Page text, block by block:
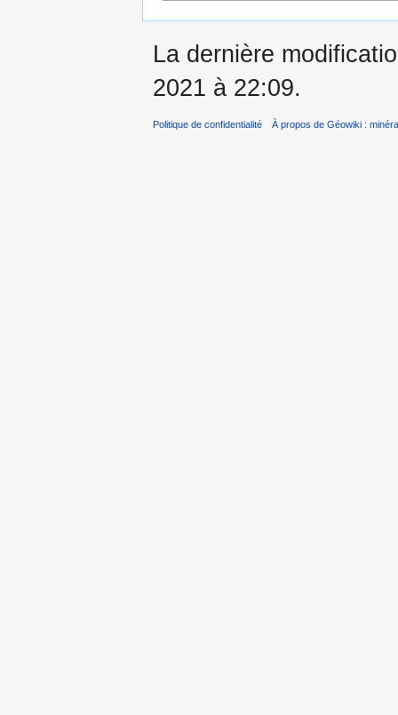
La dernière
2021 à 22:09.
Politique de confidentialité À propos de Géowiki :